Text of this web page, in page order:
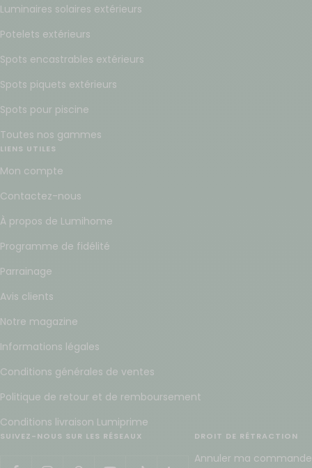
Luminaires solaires extérieurs
Potelets extérieurs
Spots encastrables extérieurs
Spots piquets extérieurs
Spots pour piscine
Toutes nos gammes
LIENS UTILES
Mon compte
Contactez-nous
À propos de Lumihome
Programme de fidélité
Parrainage
Avis clients
Notre magazine
Informations légales
Conditions générales de ventes
Politique de retour et de remboursement
Conditions livraison Lumiprime
SUIVEZ-NOUS SUR LES RÉSEAUX DROIT DE RÉTRACTION
Annuler ma commande